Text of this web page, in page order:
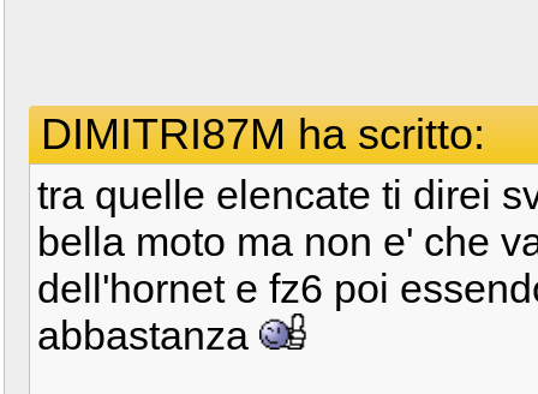
DIMITRI87M ha scritto:
tra quelle elencate ti direi
bella moto ma non e' che
dell'hornet e fz6 poi
abbastanza